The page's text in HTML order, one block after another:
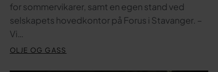
for sommervikarer, samt en egen stand ved
selskapets hovedkontor på Forus i Stavanger. –
Vi…
OLJE OG GASS